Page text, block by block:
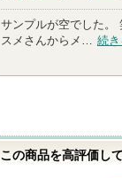
サンプルが空でした。
スメさんからメ… 続
この商品を高評価し